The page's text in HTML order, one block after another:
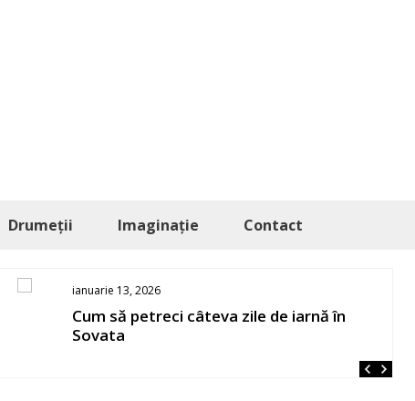
Drumeții Imaginație Contact
ianuarie 13, 2026
Cum să petreci câteva zile de iarnă în
Sovata